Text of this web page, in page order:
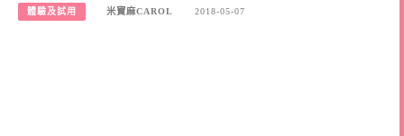
體驗及試用 米寶麻CAROL 2018-05-07